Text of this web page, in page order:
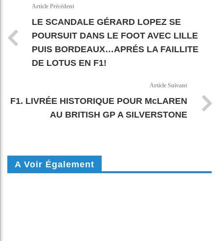
Article Précédent
LE SCANDALE GÉRARD LOPEZ SE
POURSUIT DANS LE FOOT AVEC LILLE
PUIS BORDEAUX…APRÉS LA FAILLITE
DE LOTUS EN F1!
Article Suivant
F1. LIVRÉE HISTORIQUE POUR McLAREN
AU BRITISH GP A SILVERSTONE
A Voir Également